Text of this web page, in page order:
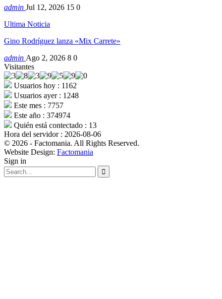
admin Jul 12, 2026 15 0
Ultima Noticia
Gino Rodríguez lanza «Mix Carrete»
admin Ago 2, 2026 8 0
Visitantes
Usuarios hoy : 1162
Usuarios ayer : 1248
Este mes : 7757
Este año : 374974
Quién está contectado : 13
Hora del servidor : 2026-08-06
© 2026 - Factomania. All Rights Reserved.
Website Design: Factomania
Sign in